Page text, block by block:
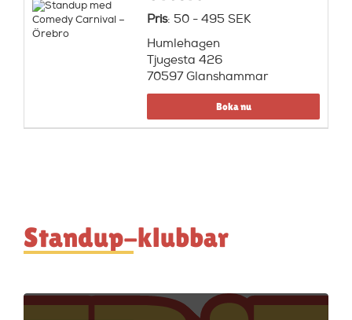
Pris: 50 - 495 SEK
Humlehagen
Tjugesta 426
70597 Glanshammar
Boka nu
Standup-klubbar